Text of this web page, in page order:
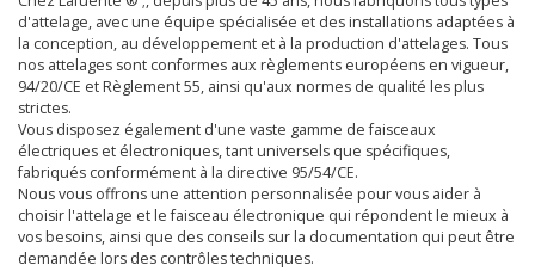
d'attelage, avec une équipe spécialisée et des installations adaptées à
la conception, au développement et à la production d'attelages. Tous
nos attelages sont conformes aux règlements européens en vigueur,
94/20/CE et Règlement 55, ainsi qu'aux normes de qualité les plus
strictes.
Vous disposez également d'une vaste gamme de faisceaux
électriques et électroniques, tant universels que spécifiques,
fabriqués conformément à la directive 95/54/CE.
Nous vous offrons une attention personnalisée pour vous aider à
choisir l'attelage et le faisceau électronique qui répondent le mieux à
vos besoins, ainsi que des conseils sur la documentation qui peut être
demandée lors des contrôles techniques.